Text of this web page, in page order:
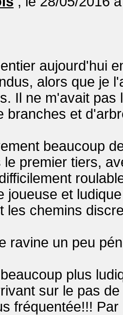
aujourd'hui
alors que je
Il ne m'avait
branches et
beaucoup
premier tiers,
joueuse et
les chemins
ravine un peu
plus
sur le pas
fréquentée!!!